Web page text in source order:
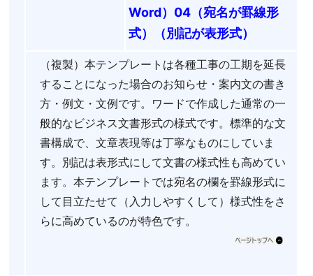
Word）04（宛名が罫線形
式）（別記が表形式）
（複製）本テンプレートは各種工事の工期を延長
することになった場合のお知らせ・案内文の書き
方・例文・文例です。ワードで作成した通常の一
般的なビジネス文書形式の様式です。標準的な文
書構成で、文章表現等は丁寧なものにしていま
す。別記は表形式にして文書の様式性も高めてい
ます。本テンプレートでは宛名の欄を罫線形式に
して目立たせて（入力しやすくして）様式性をさ
らに高めているのが特色です。